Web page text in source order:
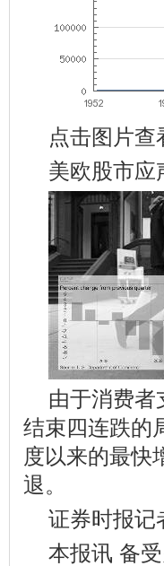
点击图片查
美欧股市应
由于消费
结束四连跌的
度以来的最快
退。
证券时报记
本报讯 备